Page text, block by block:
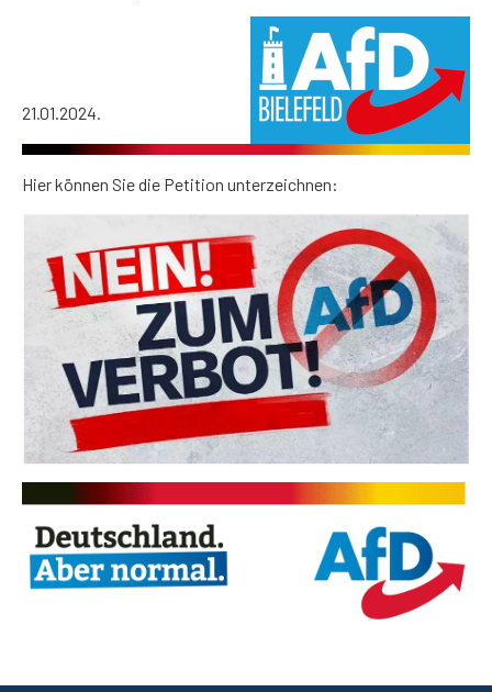
21.01.2024.
Hier können Sie die Petition unterzeichnen: